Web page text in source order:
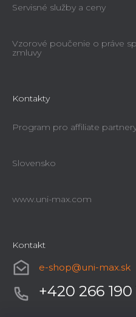
Servisné služby a ceny
Vzorové poučenie o práve
zmluvy
Kontakty
Program pro affiliate
Slovensko
www.uni-max.com
Kontakt
e-shop@uni-max.sk
+420 266 190